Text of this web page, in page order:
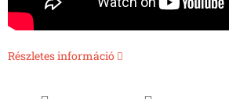
Részletes információ